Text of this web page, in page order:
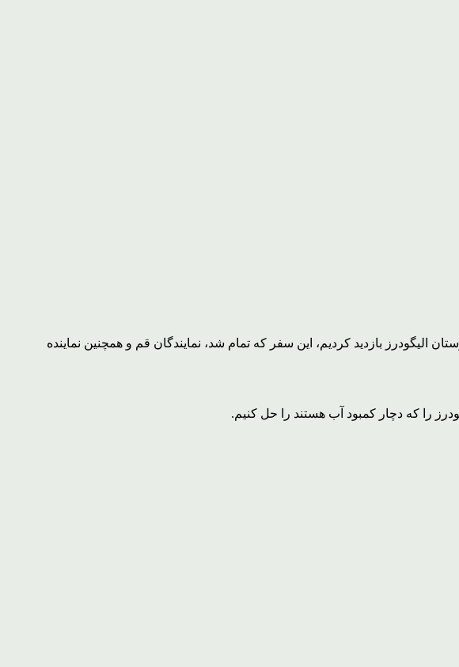
بازدید کردیم، این سفر که تمام شد، نمایندگان قم و همچنین نماینده
را که دچار کمبود آب هستند را حل کنیم.